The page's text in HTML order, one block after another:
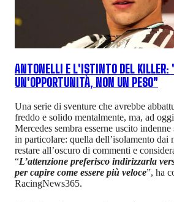
ANTONELLI E L'ISTINTO DEL KILLER:
UN'OPPORTUNITÀ, NON UN PESO"
Una serie di sventure che avrebbe
freddo e solido mentalmente, ma, ad
Mercedes sembra esserne uscito
in particolare: quella dell’isolamento dai
restare all’oscuro di commenti e
“L’attenzione preferisco indirizzarla
per capire come essere più veloce”, ha
RacingNews365.